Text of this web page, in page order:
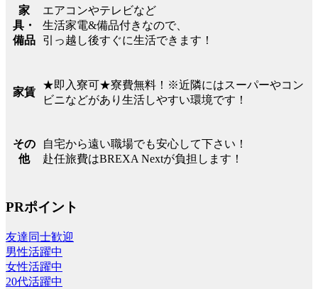
家
具・
備品
エアコンやテレビなど
生活家電&備品付きなので、
引っ越し後すぐに生活できます！
家賃
★即入寮可★寮費無料！※近隣にはスーパーやコン
ビニなどがあり生活しやすい環境です！
その
他
自宅から遠い職場でも安心して下さい！
赴任旅費はBREXA Nextが負担します！
PRポイント
友達同士歓迎
男性活躍中
女性活躍中
20代活躍中